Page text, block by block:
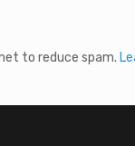
to reduce spam.